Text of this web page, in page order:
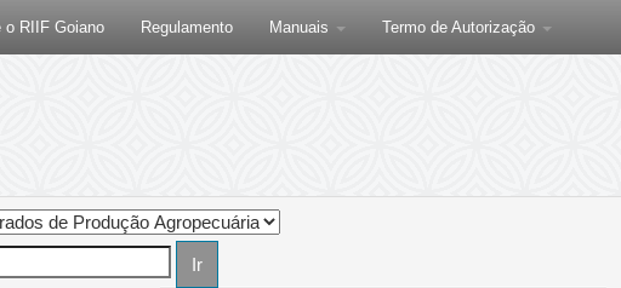
o RIIF Goiano Regulamento Manuais Termo de Autorização